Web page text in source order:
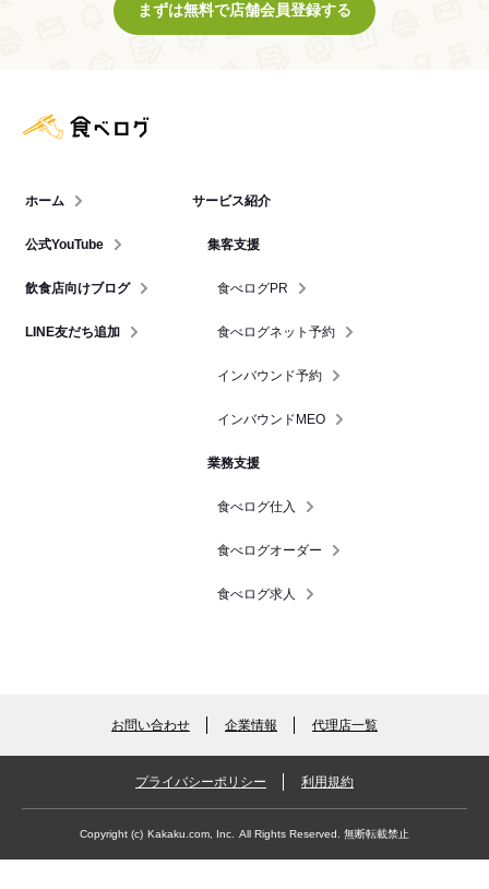
まずは無料で店舗会員登録する
ホーム
公式YouTube
飲食店向けブログ
LINE友だち追加
サービス紹介
集客支援
食べログPR
食べログネット予約
インバウンド予約
インバウンドMEO
業務支援
食べログ仕入
食べログオーダー
食べログ求人
お問い合わせ 企業情報 代理店一覧
プライバシーポリシー 利用規約
Copyright (c) Kakaku.com, Inc. All Rights Reserved. 無断転載禁止